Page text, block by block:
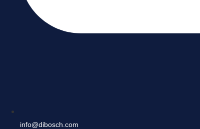
info@dibosch.com